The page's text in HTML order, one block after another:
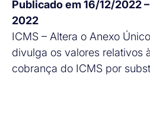
Publicado em 16/12/2022
2022
ICMS – Altera o Anexo
divulga os valores relativos
cobrança do ICMS por